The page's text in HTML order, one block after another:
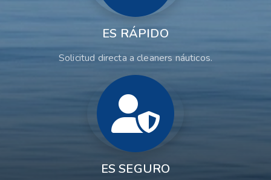
ES RÁPIDO
Solicitud directa a cleaners náuticos.
ES SEGURO